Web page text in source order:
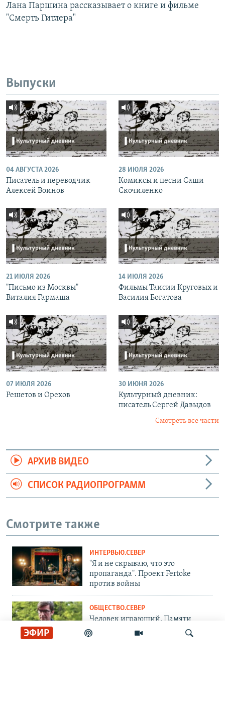
ЭФИР
Лана Паршина рассказывает о книге и фильме
"Смерть Гитлера"
Выпуски
04 АВГУСТА 2026
Писатель и переводчик
Алексей Воинов
28 ИЮЛЯ 2026
Комиксы и песни Саши
Скочиленко
21 ИЮЛЯ 2026
"Письмо из Москвы"
Виталия Гармаша
14 ИЮЛЯ 2026
Фильмы Таисии Круговых и
Василия Богатова
07 ИЮЛЯ 2026
Решетов и Орехов
30 ИЮНЯ 2026
Культурный дневник:
писатель Сергей Давыдов
Смотреть все части
АРХИВ ВИДЕО
СПИСОК РАДИОПРОГРАММ
Смотрите также
ИНТЕРВЬЮ.СЕВЕР
"Я и не скрываю, что это
пропаганда". Проект Fertoke
против войны
ОБЩЕСТВО.СЕВЕР
Человек играющий. Памяти
журналиста Сергея Шолохова